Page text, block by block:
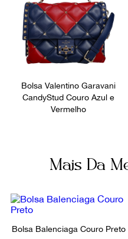
Bolsa Valentino Garavani
CandyStud Couro Azul e
Vermelho
Mais Da
Bolsa Balenciaga Couro Preto